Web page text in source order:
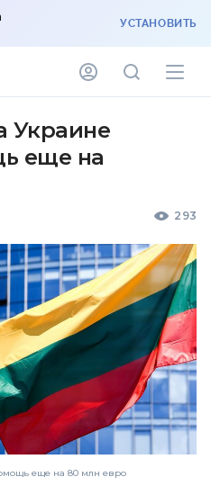
УСТАНОВИТЬ
Украине
еще на
293
еще на 80 млн евро